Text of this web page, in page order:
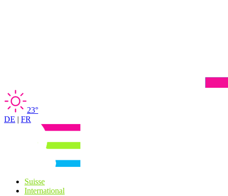
23°
DE | FR
Suisse
International